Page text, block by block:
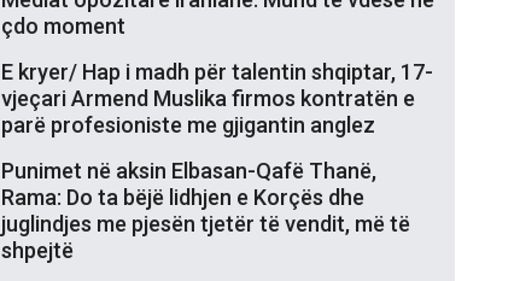
çdo moment
E kryer/ Hap i madh për talentin shqiptar, 17-
vjeçari Armend Muslika firmos kontratën e
parë profesioniste me gjigantin anglez
Punimet në aksin Elbasan-Qafë Thanë,
Rama: Do ta bëjë lidhjen e Korçës dhe
juglindjes me pjesën tjetër të vendit, më të
shpejtë